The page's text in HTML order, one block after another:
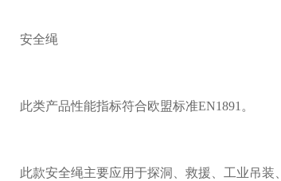
安全绳
此类产品性能指标符合欧盟标准EN1891。
此款安全绳主要应用于探洞、救援、工业吊装